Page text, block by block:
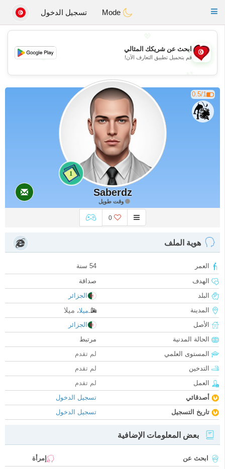
Tunisia Dating
Toggle
تسجيل الدخول
💖
💕
ابحث عن شريكك المثالي
قم بتحميل تطبيق التعارف الآن!
0.5/1
1
Saberdz
وقت طويل
0
هوية الملف
العمر
54 سنة
الهدف
صداقة
البلد
الجزائر
المدينة
ميلا، ميلا
الأصل
الجزائر
الحالة المدنية
مرتبط
المستوى العلمي
لم تقدم
التدخين
لم تقدم
العمل
لم تقدم
أصدقائي
تسجيل الدخول
تاريخ التسجيل
تسجيل الدخول
بعض المعلومات الإضافية
ابحث عن
إمرأة